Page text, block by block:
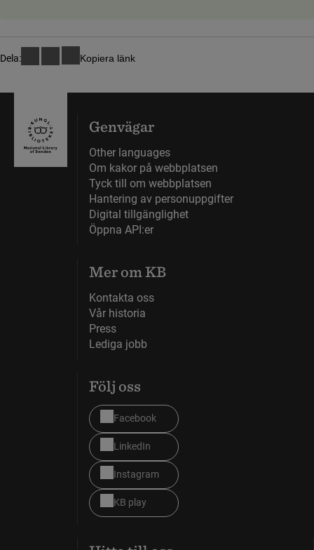
Dela: Kopiera länk
Genvägar
Other languages
Om kakor på webbplatsen
Tyck till om webbplatsen
Hantering av personuppgifter
Digital tillgänglighet
Öppna API:er
Mer om KB
Kontakta oss
Vår historia
Press
Lediga jobb
Följ oss
Facebook
LinkedIn
Instagram
KB play